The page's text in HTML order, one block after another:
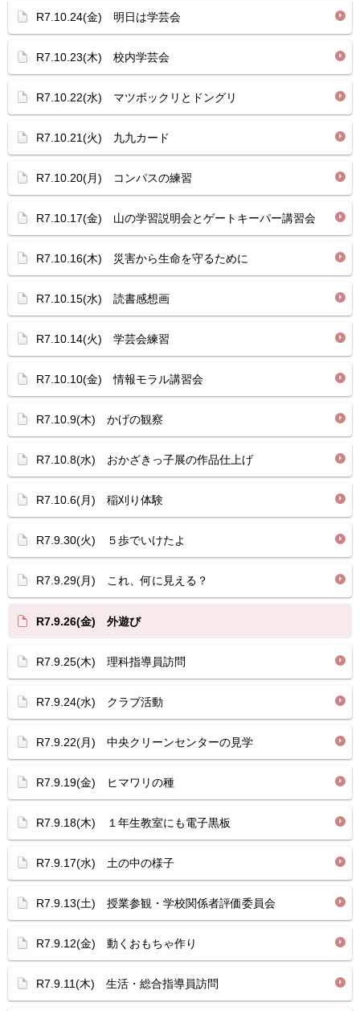
R7.10.24(金) 明日は学芸会
R7.10.23(木) 校内学芸会
R7.10.22(水) マツボックリとドングリ
R7.10.21(火) 九九カード
R7.10.20(月) コンパスの練習
R7.10.17(金) 山の学習説明会とゲートキーパー講習会
R7.10.16(木) 災害から生命を守るために
R7.10.15(水) 読書感想画
R7.10.14(火) 学芸会練習
R7.10.10(金) 情報モラル講習会
R7.10.9(木) かげの観察
R7.10.8(水) おかざきっ子展の作品仕上げ
R7.10.6(月) 稲刈り体験
R7.9.30(火) ５歩でいけたよ
R7.9.29(月) これ、何に見える？
R7.9.26(金) 外遊び
R7.9.25(木) 理科指導員訪問
R7.9.24(水) クラブ活動
R7.9.22(月) 中央クリーンセンターの見学
R7.9.19(金) ヒマワリの種
R7.9.18(木) １年生教室にも電子黒板
R7.9.17(水) 土の中の様子
R7.9.13(土) 授業参観・学校関係者評価委員会
R7.9.12(金) 動くおもちゃ作り
R7.9.11(木) 生活・総合指導員訪問